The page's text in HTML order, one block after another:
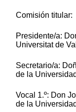
Comisión titular:
Presidente/a:
Universitat de
Secretario/a:
de la
Vocal 1.º: Don
de la